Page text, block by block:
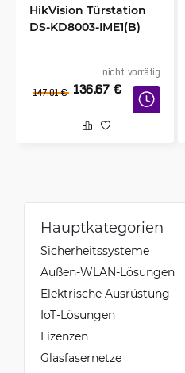
HikVision Türstation
DS-KD8003-IME1(B)
nicht vorrätig
147.01 € 136.67 €
Hauptkategorien
Sicherheitssysteme
Außen-WLAN-Lösungen
Elektrische Ausrüstung
IoT-Lösungen
Lizenzen
Glasfasernetze